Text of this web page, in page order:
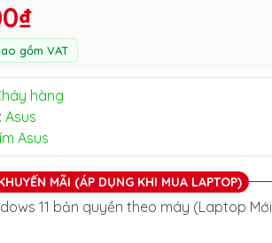
gồm VAT
hàng
Asus
Asus
MÃI (ÁP DỤNG KHI MUA LAPTOP)
11 bản quyền theo máy (Laptop Mới